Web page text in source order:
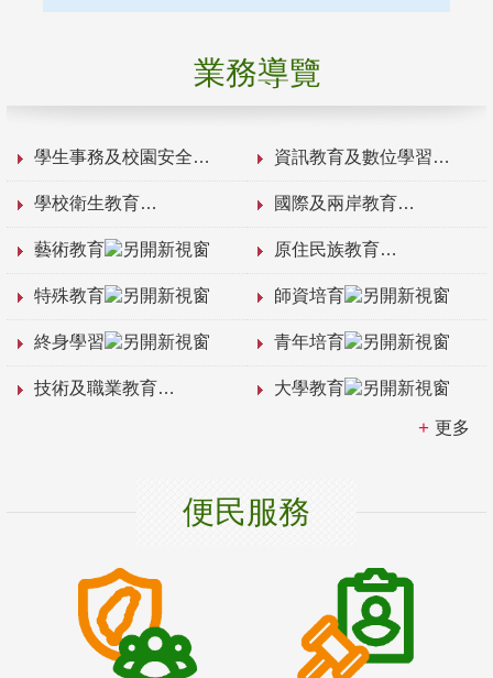
業務導覽
學生事務及校園安全 資訊教育及數位學習
學校衛生教育 國際及兩岸教育
藝術教育 原住民族教育
特殊教育 師資培育
終身學習 青年培育
技術及職業教育 大學教育
更多
便民服務